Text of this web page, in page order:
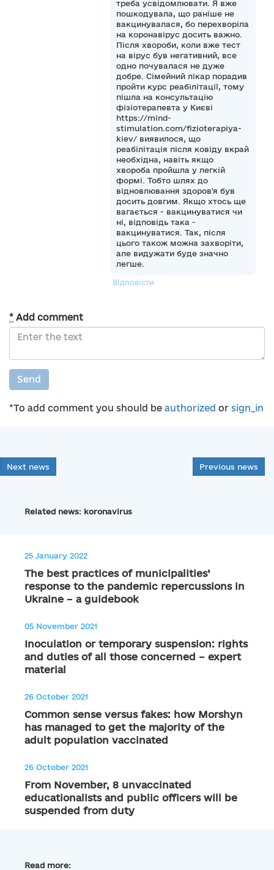
треба усвідомлювати. Я вже
пошкодувала, що раніше не
вакцинувалася, бо перехворіла
на коронавірус досить важно.
Після хвороби, коли вже тест
на вірус був негативний, все
одно почувалася не дуже
добре. Сімейний лікар порадив
пройти курс реабілітації, тому
пішла на консультацію
фізіотерапевта у Києві
https://mind-
stimulation.com/fizioterapiya-
kiev/ виявилося, що
реабілітація після ковіду вкрай
необхідна, навіть якщо
хвороба пройшла у легкій
формі. Тобто шлях до
відновлювання здоров'я був
досить довгим. Якщо хтось ще
вагається - вакцинуватися чи
ні, відповідь така -
вакцинуватися. Так, після
цього також можна захворіти,
але видужати буде значно
легше.
Відповісти
* Add comment
Send
*To add comment you should be authorized or sign_in
Next news Previous news
Related news: koronavirus
25 January 2022
The best practices of municipalities’
response to the pandemic repercussions in
Ukraine – a guidebook
05 November 2021
Inoculation or temporary suspension: rights
and duties of all those concerned – expert
material
26 October 2021
Common sense versus fakes: how Morshyn
has managed to get the majority of the
adult population vaccinated
26 October 2021
From November, 8 unvaccinated
educationalists and public officers will be
suspended from duty
Read more: